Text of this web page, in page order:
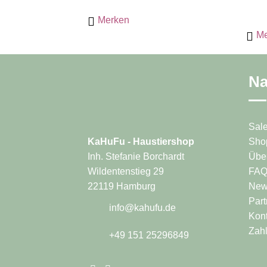
Varianten
werden
Merken
KaHuFu - Haustiershop
Inh. Stefanie Borchardt
Wildentenstieg 29
22119 Hamburg
info@kahufu.de
+49 151 25296849
Sale
FAQ